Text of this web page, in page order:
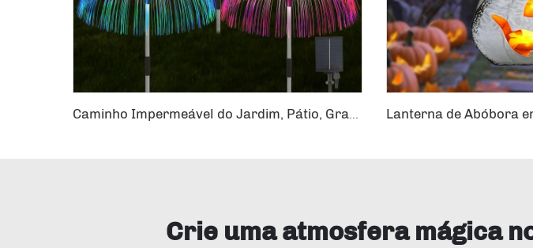
Caminho Impermeável do Jardim, Pátio, Gramado, Festa, Casamento, Decoração de Jardim Externo com 7 Cores que Mudam, Luzes Solares para Gramado
Crie uma atmosfera mágica